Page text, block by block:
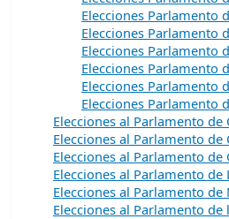
Elecciones Parlamento
Elecciones Parlamento
Elecciones Parlamento
Elecciones Parlamento
Elecciones Parlamento
Elecciones Parlamento
Elecciones al Parlamento de
Elecciones al Parlamento de
Elecciones al Parlamento de
Elecciones al Parlamento de
Elecciones al Parlamento de
Elecciones al Parlamento de